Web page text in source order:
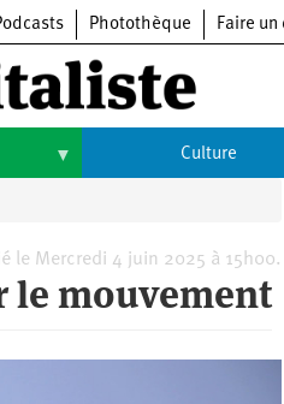
Photothèque Faire un
Culture
Arts
Cinéma
Expositions
le Mercredi 4 juin 2025 à 15h00.
le mouvement